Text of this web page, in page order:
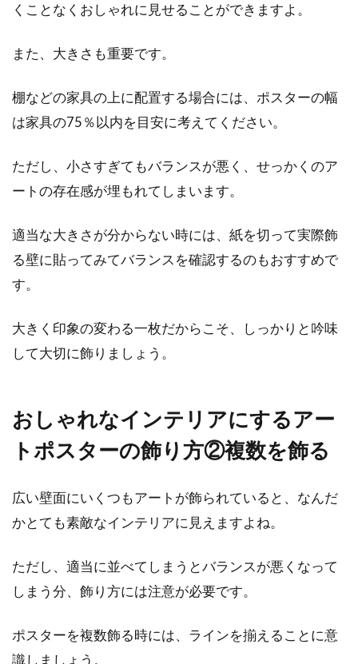
り、新居探しのヒントに！
転勤や結婚などの人生の節目を迎える人にとっ
り一番気...
くことなくおしゃれに見せることができますよ。
また、大きさも重要です。
棚などの家具の上に配置する場合には、ポスターの幅
は家具の75％以内を目安に考えてください。
ただし、小さすぎてもバランスが悪く、せっかくのア
ートの存在感が埋もれてしまいます。
適当な大きさが分からない時には、紙を切って実際飾
る壁に貼ってみてバランスを確認するのもおすすめで
す。
大きく印象の変わる一枚だからこそ、しっかりと吟味
して大切に飾りましょう。
おしゃれなインテリアにするアー
トポスターの飾り方②複数を飾る
広い壁面にいくつもアートが飾られていると、なんだ
かとても素敵なインテリアに見えますよね。
ただし、適当に並べてしまうとバランスが悪くなって
しまう分、飾り方には注意が必要です。
ポスターを複数飾る時には、ラインを揃えることに意
識しましょう。